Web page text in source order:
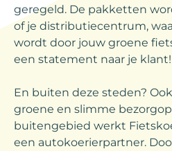
geregeld. De pakketten
of je distributiecentrum,
wordt door jouw groene
een statement naar je klant!
En buiten deze steden?
groene en slimme
buitengebied werkt
een autokoerierpartner.